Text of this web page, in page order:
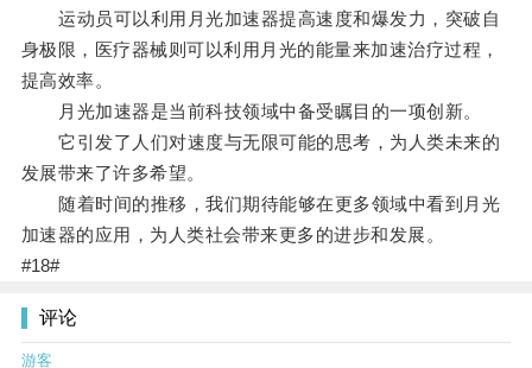
运动员可以利用月光加速器提高速度和爆发力，突破自
身极限，医疗器械则可以利用月光的能量来加速治疗过程，
提高效率。
月光加速器是当前科技领域中备受瞩目的一项创新。
它引发了人们对速度与无限可能的思考，为人类未来的
发展带来了许多希望。
随着时间的推移，我们期待能够在更多领域中看到月光
加速器的应用，为人类社会带来更多的进步和发展。
#18#
评论
游客